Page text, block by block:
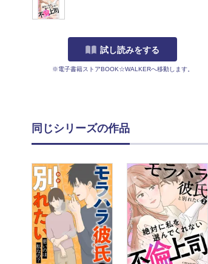
試し読みをする
※電子書籍ストアBOOK☆WALKERへ移動します。
同じシリーズの作品